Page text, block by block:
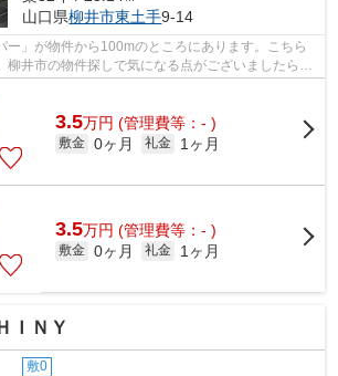
山口県柳井市東土手9-14
ー」が物件から100mのところにあります。こちら
柳井市の物件探しで気になる点がございましたら、
レックスまでご...
3.5万円 (管理費等：- )
敷金 0ヶ月 礼金 1ヶ月
3.5万円 (管理費等：- )
敷金 0ヶ月 礼金 1ヶ月
ＩＮＹ
敷0